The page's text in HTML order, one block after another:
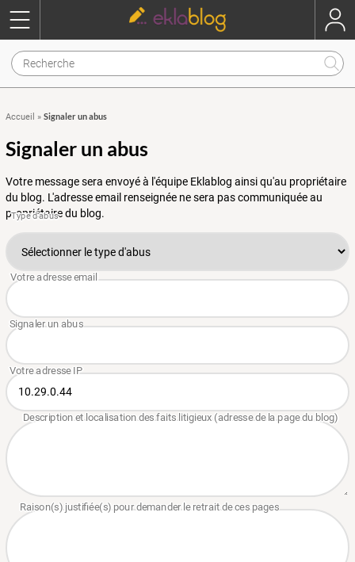
Accueil » Signaler un abus
Signaler un abus
Votre message sera envoyé à l'équipe Eklablog ainsi qu'au propriétaire
du blog. L'adresse email renseignée ne sera pas communiquée au
propriétaire du blog.